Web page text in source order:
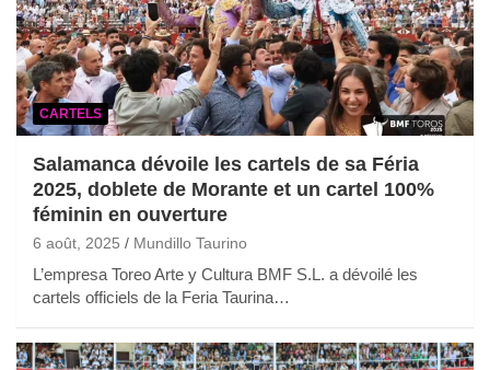
CARTELS
Salamanca dévoile les cartels de sa Féria
2025, doblete de Morante et un cartel 100%
féminin en ouverture
6 août, 2025 Mundillo Taurino
L’empresa Toreo Arte y Cultura BMF S.L. a dévoilé les
cartels officiels de la Feria Taurina…